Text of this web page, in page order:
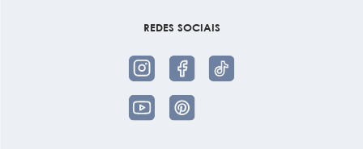
REDES SOCIAIS